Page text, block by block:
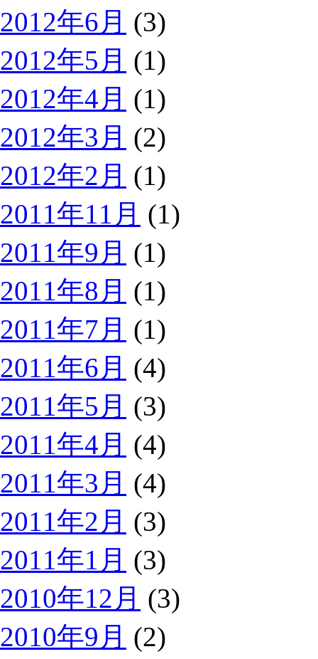
2012年6月 (3)
2012年5月 (1)
2012年4月 (1)
2012年3月 (2)
2012年2月 (1)
2011年11月 (1)
2011年9月 (1)
2011年8月 (1)
2011年7月 (1)
2011年6月 (4)
2011年5月 (3)
2011年4月 (4)
2011年3月 (4)
2011年2月 (3)
2011年1月 (3)
2010年12月 (3)
2010年9月 (2)